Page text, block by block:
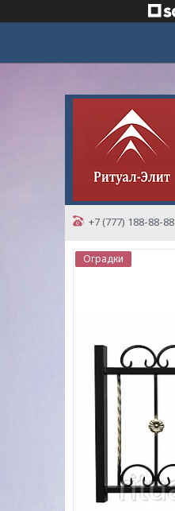
+7 (777) 188-88-88
Оградки